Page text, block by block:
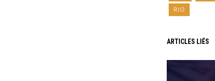
RIO
ARTICLES LIÉS